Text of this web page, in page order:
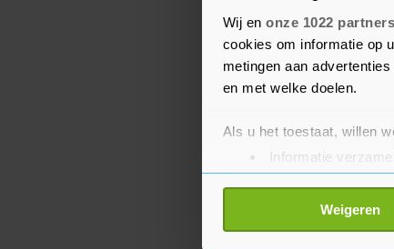
Wij en onze 1022 partners
cookies om informatie op
metingen aan
en met welke doelen.
Als u het toestaat, willen
Informatie
Uw apparaat
Lees meer over hoe uw
toestemming op elk
Weigeren
Plein in Moskou.
aanwezig zijn, onder
Amerikaanse